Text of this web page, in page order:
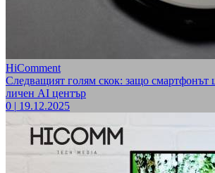
HiComment
Следващият голям скок: защо смартфонът
личен AI център
0 | 19.12.2025